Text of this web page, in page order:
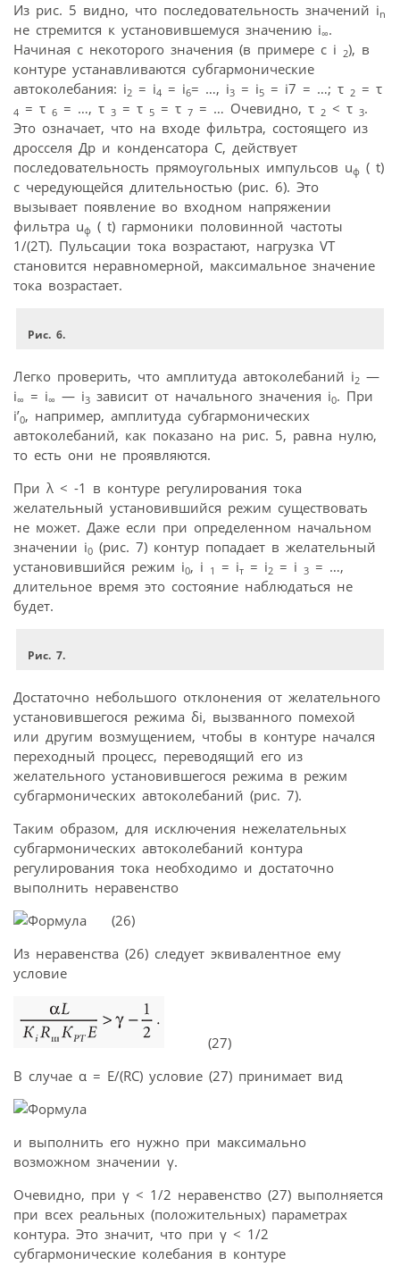
Из рис. 5 видно, что последовательность значений in
не стремится к установившемуся значению i∞.
Начиная с некоторого значения (в примере с i 2), в
контуре устанавливаются субгармонические
автоколебания: i2 = i4 = i6= …, i3 = i5 = i7 = …; τ 2 = τ
4 = τ 6 = …, τ 3 = τ 5 = τ 7 = … Очевидно, τ 2 < τ 3.
Это означает, что на входе фильтра, состоящего из
дросселя Др и конденсатора С, действует
последовательность прямоугольных импульсов uф ( t)
с чередующейся длительностью (рис. 6). Это
вызывает появление во входном напряжении
фильтра uф ( t) гармоники половинной частоты
1/(2Т). Пульсации тока возрастают, нагрузка VT
становится неравномерной, максимальное значение
тока возрастает.
Рис. 6.
Легко проверить, что амплитуда автоколебаний i2 —
i∞ = i∞ — i3 зависит от начального значения i0. При
i’0, например, амплитуда субгармонических
автоколебаний, как показано на рис. 5, равна нулю,
то есть они не проявляются.
При λ < -1 в контуре регулирования тока
желательный установившийся режим существовать
не может. Даже если при определенном начальном
значении i0 (рис. 7) контур попадает в желательный
установившийся режим i0, i 1 = iт = i2 = i 3 = …,
длительное время это состояние наблюдаться не
будет.
Рис. 7.
Достаточно небольшого отклонения от желательного
установившегося режима δi, вызванного помехой
или другим возмущением, чтобы в контуре начался
переходный процесс, переводящий его из
желательного установившегося режима в режим
субгармонических автоколебаний (рис. 7).
Таким образом, для исключения нежелательных
субгармонических автоколебаний контура
регулирования тока необходимо и достаточно
выполнить неравенство
(26)
Из неравенства (26) следует эквивалентное ему
условие
(27)
В случае α = E/(RC) условие (27) принимает вид
и выполнить его нужно при максимально
возможном значении γ.
Очевидно, при γ < 1/2 неравенство (27) выполняется
при всех реальных (положительных) параметрах
контура. Это значит, что при γ < 1/2
субгармонические колебания в контуре